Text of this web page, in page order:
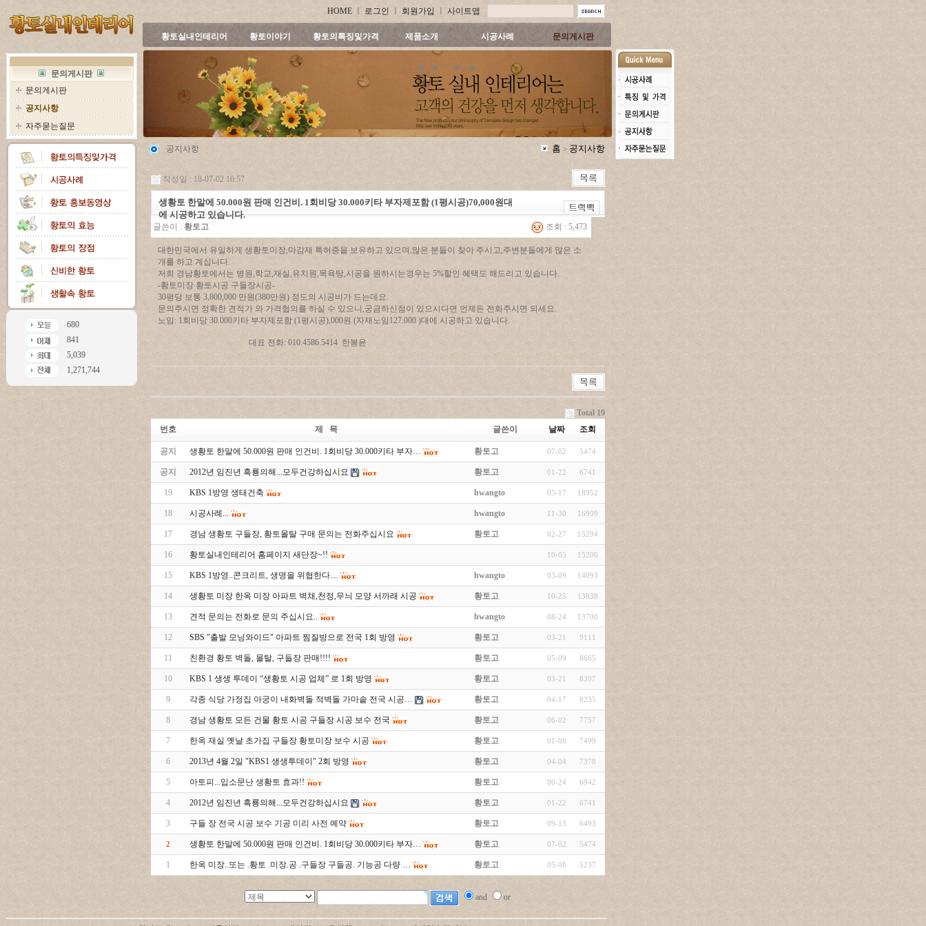
HOME 로그인 회원가입 사이트맵
황토실내인테리어 황토이야기 황토의특징및가격 제품소개 시공사례 문의게시판
문의게시판
문의게시판
공지사항
자주묻는질문
680
841
5,039
1,271,744
공지사항 홈 > 공지사항
작성일 : 18-07-02 16:57
생황토 한말에 50.000원 판매 인건비. 1회비당 30.000키타 부자제포함 (1평시공)70,000원대
에 시공하고 있습니다.
글쓴이 : 황토고 조회 : 5,473
대한민국에서 유일하게 생황토미장,마감재 특허증을 보유하고 있으며,많은 분들이 찾아 주시고,주변분들에게 많은 소
개를 하고 계십니다.
저희 경남황토에서는 병원,학교,재실,유치원,목욕탕,시공을 원하시는경우는 5%할인 혜택도 해드리고 있습니다.
-황토미장 황토시공 구들장시공-
30평당 보통 3,800,000 만원(380만원) 정도의 시공비가 드는데요.
문의주시면 정확한 견적가 와 가격협의를 하실 수 있으니,궁금하신점이 있으시다면 언제든 전화주시면 되세요.
노임: 1회비당 30.000키타 부자제포함 (1평시공),000원 (자재노임127.000 )대에 시공하고 있습니다.
대표 전화: 010.4586.5414 한봉윤
Total 19
번호
제 목 글쓴이 날짜 조회
공지 생황토 한말에 50.000원 판매 인건비. 1회비당 30.000키타 부자… 황토고 07-02 5474
공지 2012년 임진년 흑룡의해...모두건강하십시요 황토고 01-22 6741
19 KBS 1방영 생태건축 hwangto 05-17 18952
18 시공사례... hwangto 11-30 16909
17 경남 생황토 구들장, 황토몰탈 구매 문의는 전화주십시요 황토고 02-27 15294
16 황토실내인테리어 홈페이지 새단장~!! 10-05 15206
15 KBS 1방영..콘크리트, 생명을 위협한다.... hwangto 03-09 14093
14 생황토 미장 한옥 미장 아파트 벽채,천정,무늬 모양 서까래 시공 황토고 10-25 13838
13 견적 문의는 전화로 문의 주십시요.. hwangto 08-24 13700
12 SBS "출발 모닝와이드" 아파트 찜질방으로 전국 1회 방영 황토고 03-21 9111
11 친환경 황토 벽돌, 몰탈, 구들장 판매!!!! 황토고 05-09 8665
10 KBS 1 생생 투데이 “생황토 시공 업체” 로 1회 방영 황토고 03-21 8397
9 각종 식당 가정집 아궁이 내화벽돌 적벽돌 가마솥 전국 시공… 황토고 04-17 8235
8 경남 생황토 모든 건물 황토 시공 구들장 시공 보수 전국 황토고 06-02 7757
7 한옥 재실 옛날 초가집 구들장 황토미장 보수 시공 황토고 01-08 7499
6 2013년 4월 2일 "KBS1 생생투데이" 2회 방영 황토고 04-04 7378
5 아토피...입소문난 생황토 효과!! 황토고 06-24 6942
4 2012년 임진년 흑룡의해...모두건강하십시요 황토고 01-22 6741
3 구들 장 전국 시공 보수 기공 미리 사전 예약 황토고 09-13 6493
2 생황토 한말에 50.000원 판매 인건비. 1회비당 30.000키타 부자… 황토고 07-02 5474
1 한옥 미장..또는 .황토 .미장.공 .구들장 구들공. 기능공 다량 … 황토고 05-08 5237
and or